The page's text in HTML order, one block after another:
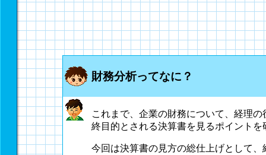
財務分析ってなに？
これまで、企業の財務について、経理
終目的とされる決算書を見るポイントを
今回は決算書の見方の総仕上げとして